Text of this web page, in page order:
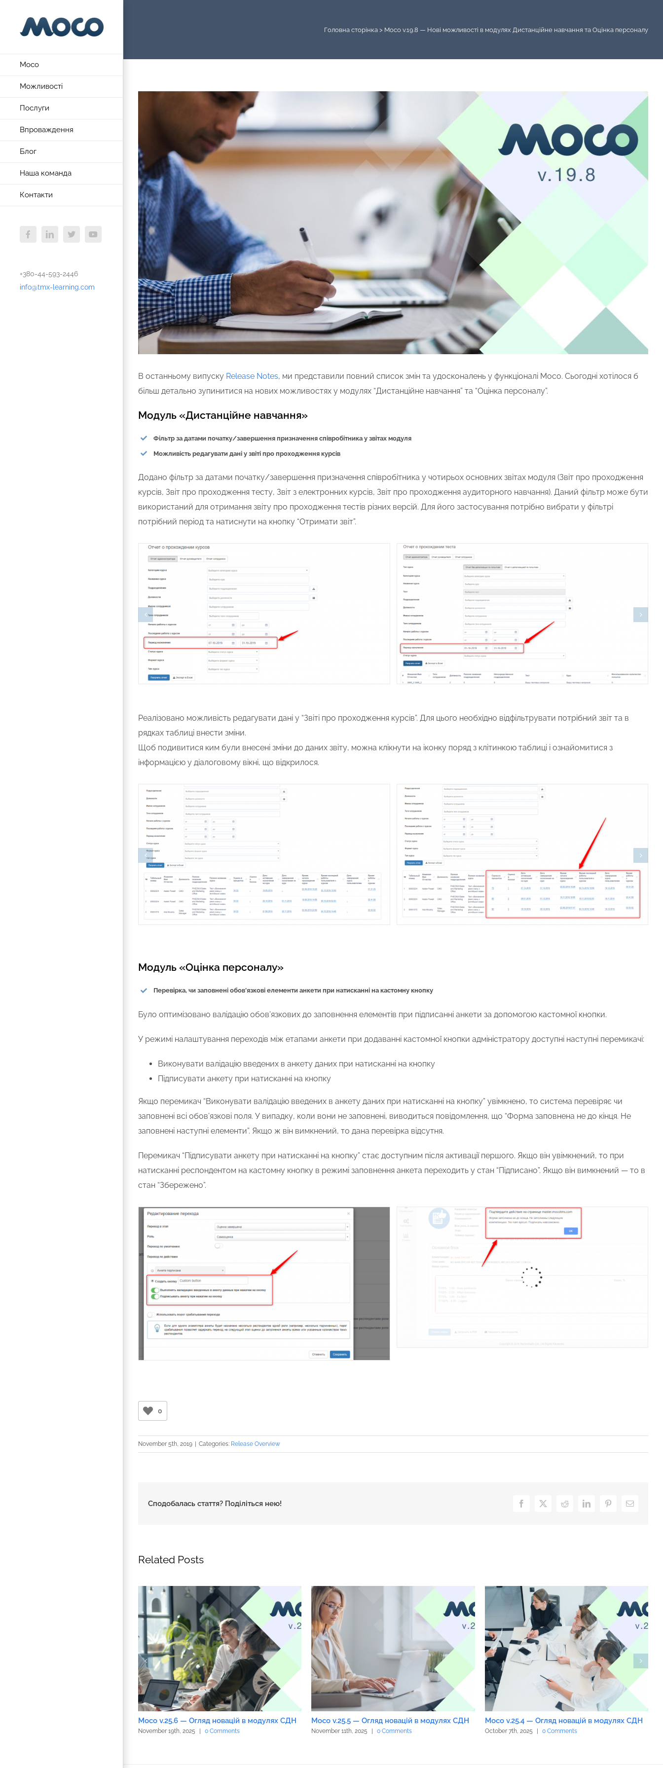
content
Moco
Можливості
Послуги
Впроваждення
Блог
Наша команда
Контакти
FacebookLinkedIn
X YouTube
+380-44-593-2446
info@tmx-learning.com
Головна сторінка > Moco v.19.8 — Нові можливості в модулях Дистанційне навчання та Оцінка персоналу
В останньому випуску Release Notes, ми представили повний список змін та удосконалень у функціоналі Moco. Сьогодні хотілося б
більш детально зупинитися на нових можливостях у модулях “Дистанційне навчання” та “Оцінка персоналу”.
Модуль «Дистанційне навчання»
Фільтр за датами початку/завершення призначення співробітника у звітах модуля
Можливість редагувати дані у звіті про проходження курсів
Додано фільтр за датами початку/завершення призначення співробітника у чотирьох основних звітах модуля (Звіт про проходження
курсів, Звіт про проходження тесту, Звіт з електронних курсів, Звіт про проходження аудиторного навчання). Даний фільтр може бути
використаний для отримання звіту про проходження тестів різних версій. Для його застосування потрібно вибрати у фільтрі
потрібний період та натиснути на кнопку “Отримати звіт”.
Реалізовано можливість редагувати дані у “Звіті про проходження курсів”. Для цього необхідно відфільтрувати потрібний звіт та в
рядках таблиці внести зміни.
Щоб подивитися ким були внесені зміни до даних звіту, можна клікнути на іконку поряд з клітинкою таблиці і ознайомитися з
інформацією у діалоговому вікні, що відкрилося.
Модуль «Оцінка персоналу»
Перевірка, чи заповнені обов’язкові елементи анкети при натисканні на кастомну кнопку
Було оптимізовано валідацію обов’язкових до заповнення елементів при підписанні анкети за допомогою кастомної кнопки.
У режимі налаштування переходів між етапами анкети при додаванні кастомної кнопки адміністратору доступні наступні перемикачі:
Виконувати валідацію введених в анкету даних при натисканні на кнопку
Підписувати анкету при натисканні на кнопку
Якщо перемикач “Виконувати валідацію введених в анкету даних при натисканні на кнопку” увімкнено, то система перевіряє чи
заповнені всі обов’язкові поля. У випадку, коли вони не заповнені, виводиться повідомлення, що “Форма заповнена не до кінця. Не
заповнені наступні елементи”. Якщо ж він вимкнений, то дана перевірка відсутня.
Перемикач “Підписувати анкету при натисканні на кнопку” стає доступним після активації першого. Якщо він увімкнений, то при
натисканні респондентом на кастомну кнопку в режимі заповнення анкета переходить у стан “Підписано”. Якщо він вимкнений — то в
стан “Збережено”.
0
November 5th, 2019 | Categories: Release Overview
Сподобалась стаття? Поділіться нею! Facebook
X RedditLinkedInPinterestEmail
Related Posts
Moco v.25.6 — Огляд новацій в модулях СДН
November 19th, 2025 0 Comments
Moco v.25.5 — Огляд новацій в модулях СДН
November 11th, 2025 0 Comments
Moco v.25.4 — Огляд новацій в модулях СДН
October 7th, 2025 0 Comments